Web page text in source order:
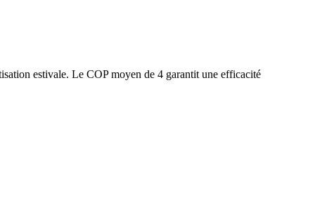
estivale. Le COP moyen de 4 garantit une efficacité